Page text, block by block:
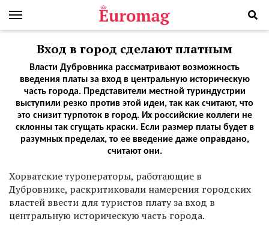
Вход в город сделают платным
Власти Дубровника рассматривают возможность
введения платы за вход в центральную историческую
часть города. Представители местной туриндустрии
выступили резко против этой идеи, так как считают, что
это снизит турпоток в город. Их российские коллеги не
склонны так сгущать краски. Если размер платы будет в
разумных пределах, то ее введение даже оправдано,
считают они.
Хорватские туроператоры, работающие в
Дубровнике, раскритиковали намерения городских
властей ввести для туристов плату за вход в
центральную историческую часть города.